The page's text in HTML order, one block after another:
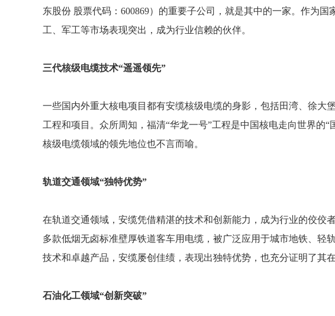
东股份 股票代码：600869）的重要子公司，就是其中的一家。作为
工、军工等市场表现突出，成为行业信赖的伙伴。
三代核级电缆技术“遥遥领先”
一些国内外重大核电项目都有安缆核级电缆的身影，包括田湾、徐大
工程和项目。众所周知，福清“华龙一号”工程是中国核电走向世界的
核级电缆领域的领先地位也不言而喻。
轨道交通领域“独特优势”
在轨道交通领域，安缆凭借精湛的技术和创新能力，成为行业的佼佼
多款低烟无卤标准壁厚铁道客车用电缆，被广泛应用于城市地铁、轻
技术和卓越产品，安缆屡创佳绩，表现出独特优势，也充分证明了其
石油化工领域“创新突破”